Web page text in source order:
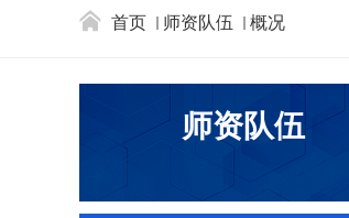
首页 师资队伍 概况
师资队伍